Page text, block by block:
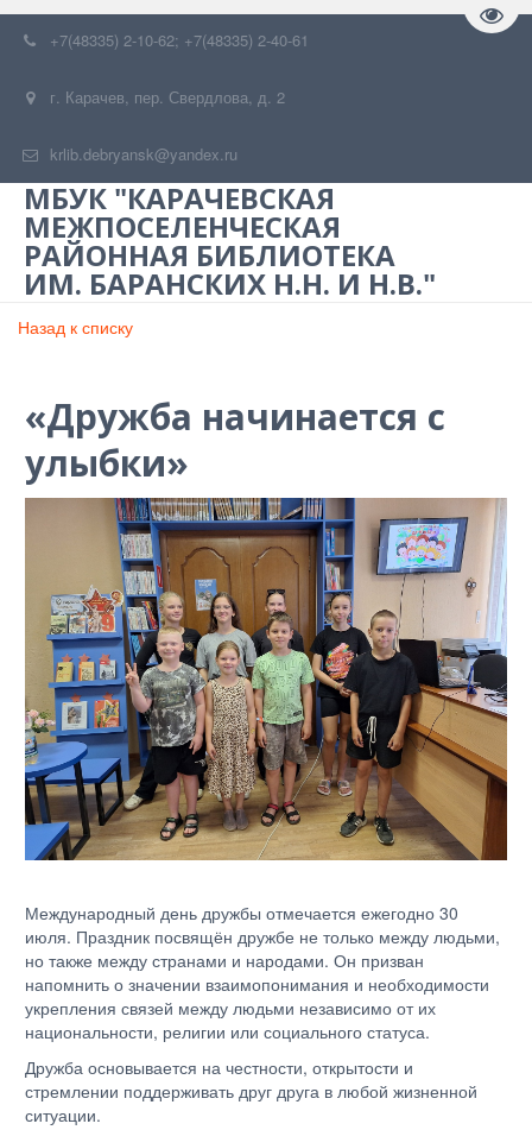
+7(48335) 2-10-62; +7(48335) 2-40-61
г. Карачев, пер. Свердлова, д. 2
krlib.debryansk@yandex.ru
МБУК "КАРАЧЕВСКАЯ
МЕЖПОСЕЛЕНЧЕСКАЯ
РАЙОННАЯ БИБЛИОТЕКА
ИМ. БАРАНСКИХ Н.Н. И Н.В."
Назад к списку
«Дружба начинается с
улыбки»
Международный день дружбы отмечается ежегодно 30
июля. Праздник посвящён дружбе не только между людьми,
но также между странами и народами. Он призван
напомнить о значении взаимопонимания и необходимости
укрепления связей между людьми независимо от их
национальности, религии или социального статуса.
Дружба основывается на честности, открытости и
стремлении поддерживать друг друга в любой жизненной
ситуации.